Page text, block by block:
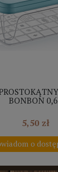
BONBON
5,50 zł
o